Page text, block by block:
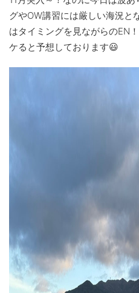
グやOW講習には厳しい海況と
はタイミングを見ながらのEN
ケると予想しております😃